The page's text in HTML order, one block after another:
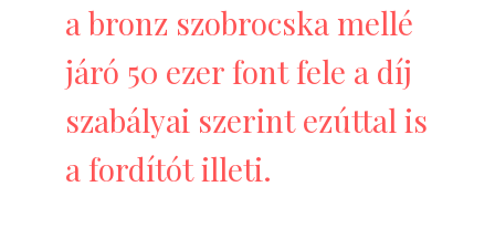
a bronz szobrocska mellé
járó 50 ezer font fele a díj
szabályai szerint ezúttal is
a fordítót illeti.